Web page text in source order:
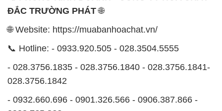
PHÁT
Công ty XNK TM SX Hóa Chất Đắc Trường Phát,
hoạt động dưới tên miềnMUABANHOACHAT.VN
hóa chất công nghiệp để đáp ứng nhu cầu sử dụng
của khách hàng một cách tốt nhất.
Với cam kết mang đến sự hài lòng và đáp ứng nhu